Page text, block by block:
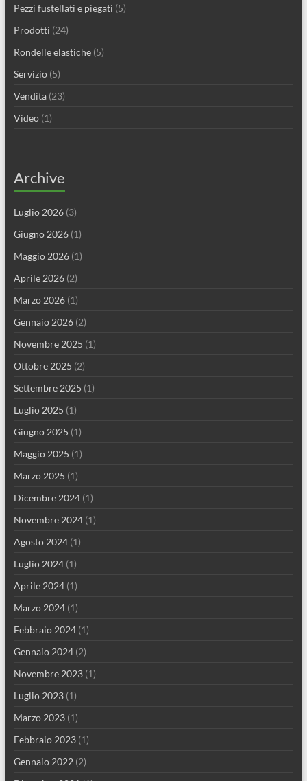
Pezzi fustellati e piegati (5)
Prodotti (24)
Rondelle elastiche(5)
Servizio(5)
Vendita(23)
Video(1)
Archive
Luglio 2026(3)
Giugno 2026(1)
Maggio 2026(1)
Aprile 2026(2)
Marzo 2026(1)
Gennaio 2026(2)
Novembre 2025 (1)
Ottobre 2025 (2)
Settembre 2025 (1)
Luglio 2025 (1)
Giugno 2025 (1)
Maggio 2025 (1)
Marzo 2025 (1)
Dicembre 2024(1)
Novembre 2024(1)
Agosto 2024(1)
Luglio 2024(1)
Aprile 2024(1)
Marzo 2024(1)
Febbraio 2024(1)
Gennaio 2024(2)
Novembre 2023(1)
Luglio 2023(1)
Marzo 2023(1)
Febbraio 2023(1)
Gennaio 2022(2)